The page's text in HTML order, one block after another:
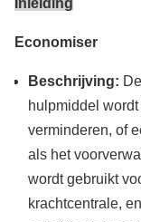
Inleiding
Economiser
Beschrijving:
hulpmiddel
verminderen, of
als het
wordt gebruikt
krachtcentrale,